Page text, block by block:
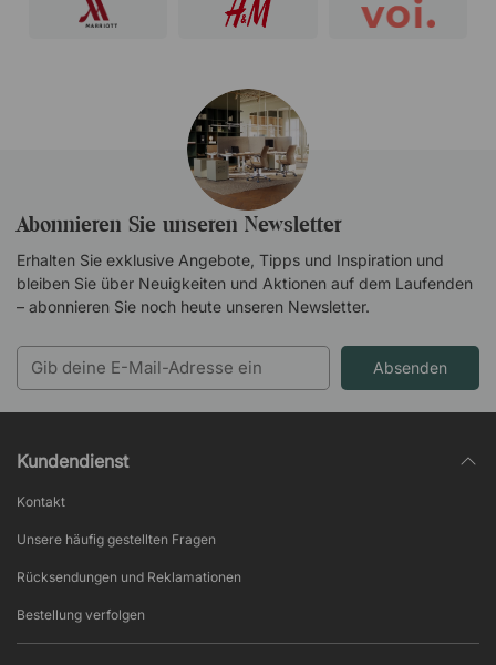
Abonnieren Sie unseren Newsletter
Erhalten Sie exklusive Angebote, Tipps und Inspiration und
bleiben Sie über Neuigkeiten und Aktionen auf dem Laufenden
– abonnieren Sie noch heute unseren Newsletter.
Absenden
Kundendienst
Kontakt
Unsere häufig gestellten Fragen
Rücksendungen und Reklamationen
Bestellung verfolgen